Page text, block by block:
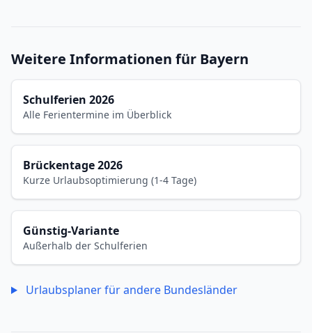
Weitere Informationen für Bayern
Schulferien 2026
Alle Ferientermine im Überblick
Brückentage 2026
Kurze Urlaubsoptimierung (1-4 Tage)
Günstig-Variante
Außerhalb der Schulferien
Urlaubsplaner für andere Bundesländer